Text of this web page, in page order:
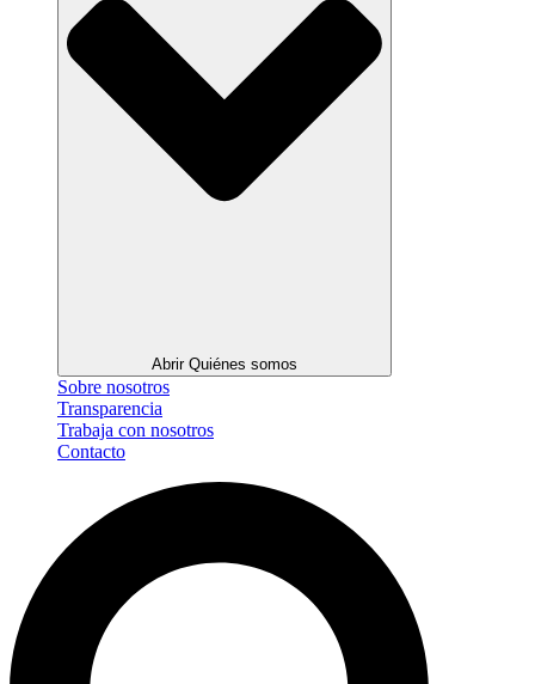
Abrir Quiénes somos
Sobre nosotros
Transparencia
Trabaja con nosotros
Contacto